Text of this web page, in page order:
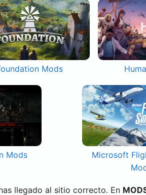
Mods
Mods
Microsoft
llegado al sitio correcto. En